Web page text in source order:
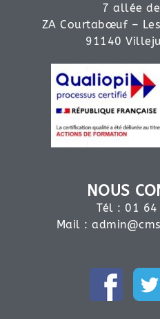
7 allée
ZA Courtabœuf –
91140
NOUS
Tél : 01
Mail :